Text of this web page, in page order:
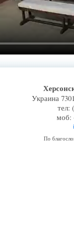
Украина
тел:
моб:
По